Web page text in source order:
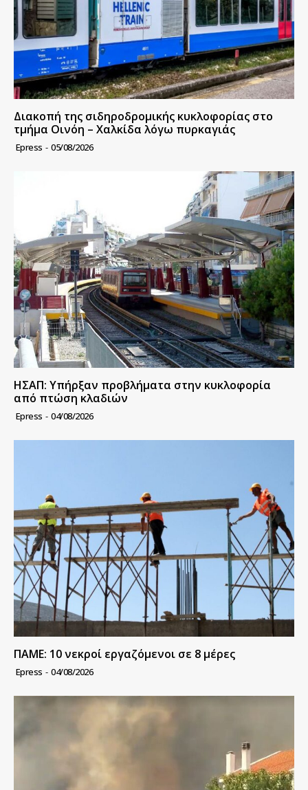
Διακοπή της σιδηροδρομικής κυκλοφορίας στο
τμήμα Οινόη – Χαλκίδα λόγω πυρκαγιάς
Epress - 05/08/2026
ΗΣΑΠ: Υπήρξαν προβλήματα στην κυκλοφορία
από πτώση κλαδιών
Epress - 04/08/2026
ΠΑΜΕ: 10 νεκροί εργαζόμενοι σε 8 μέρες
Epress - 04/08/2026